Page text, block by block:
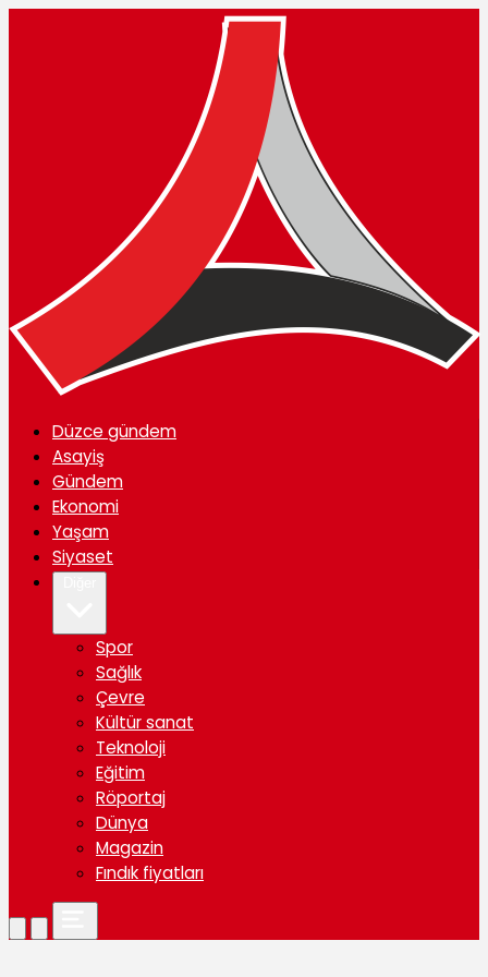
Düzce gündem
Asayiş
Gündem
Ekonomi
Yaşam
Siyaset
Spor
Sağlık
Çevre
Kültür sanat
Teknoloji
Eğitim
Röportaj
Dünya
Magazin
Fındık fiyatları